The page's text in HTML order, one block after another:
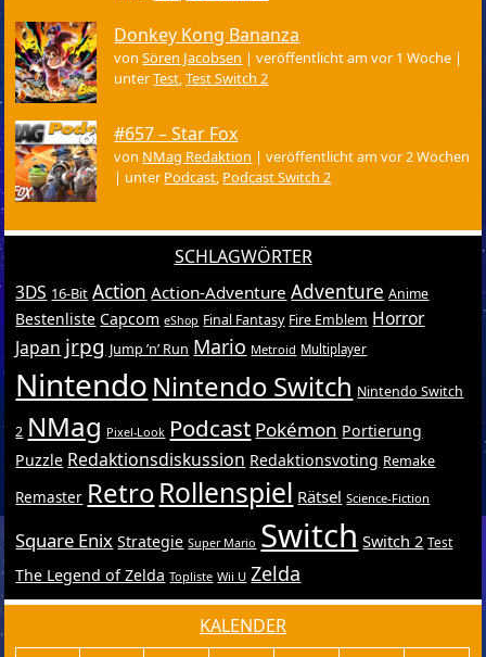
Donkey Kong Bananza
vonSören Jacobsen |veröffentlicht am vor 1 Woche |
unterTest,Test Switch 2
#657 – Star Fox
von NMag Redaktion |veröffentlicht am vor 2 Wochen
| unter Podcast, Podcast Switch 2
SCHLAGWÖRTER
3DS 16-Bit Action Action-Adventure Adventure Anime
Bestenliste Capcom eShop Final Fantasy Fire Emblem Horror
Japan jrpg Jump ’n’ Run Mario Metroid Multiplayer
Nintendo Nintendo Switch Nintendo Switch
2 NMag Pixel-Look Podcast Pokémon Portierung
Puzzle Redaktionsdiskussion Redaktionsvoting Remake
Remaster RetroRollenspiel Rätsel Science-Fiction
Square Enix Strategie Super Mario Switch Switch 2 Test
The Legend of Zelda Topliste Wii U Zelda
KALENDER